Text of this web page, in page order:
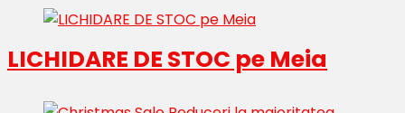
LICHIDARE DE STOC pe Meia